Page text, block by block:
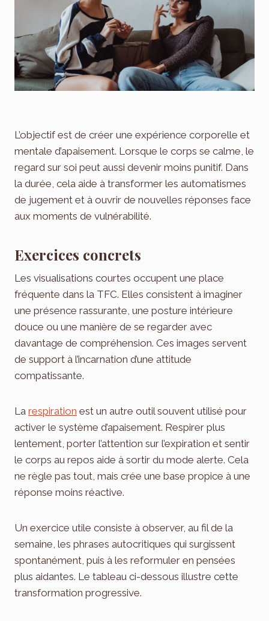
L’objectif est de créer une expérience corporelle et
mentale d’apaisement. Lorsque le corps se calme, le
regard sur soi peut aussi devenir moins punitif. Dans
la durée, cela aide à transformer les automatismes
de jugement et à ouvrir de nouvelles réponses face
aux moments de vulnérabilité.
Exercices concrets
Les visualisations courtes occupent une place
fréquente dans la TFC. Elles consistent à imaginer
une présence rassurante, une posture intérieure
douce ou une manière de se regarder avec
davantage de compréhension. Ces images servent
de support à l’incarnation d’une attitude
compatissante.
La respiration est un autre outil souvent utilisé pour
activer le système d’apaisement. Respirer plus
lentement, porter l’attention sur l’expiration et sentir
le corps au repos aide à sortir du mode alerte. Cela
ne règle pas tout, mais crée une base propice à une
réponse moins réactive.
Un exercice utile consiste à observer, au fil de la
semaine, les phrases autocritiques qui surgissent
spontanément, puis à les reformuler en pensées
plus aidantes. Le tableau ci-dessous illustre cette
transformation progressive.